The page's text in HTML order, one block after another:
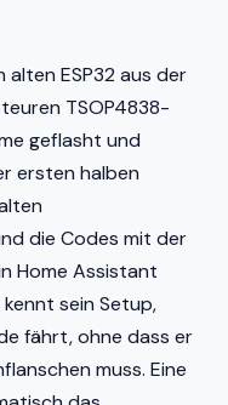
alten ESP32 aus der
TSOP4838-
geflasht und
ersten halben
die Codes mit der
Home Assistant
sein Setup,
fährt, ohne dass er
muss. Eine